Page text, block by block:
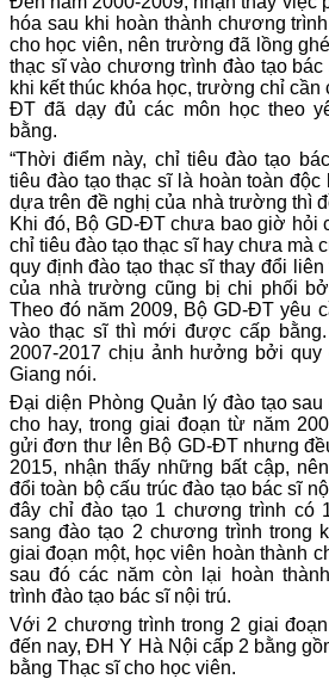
hóa sau khi hoàn thành chương
cho học viên, nên trường đã lồng
thạc sĩ vào chương trình đào tạo
khi kết thúc khóa học, trường chỉ
ĐT đã dạy đủ các môn học theo
bằng.
“Thời điểm này, chỉ tiêu đào tạo
tiêu đào tạo thạc sĩ là hoàn toàn
dựa trên đề nghị của nhà trường thì
Khi đó, Bộ GD-ĐT chưa bao giờ hỏi
chỉ tiêu đào tạo thạc sĩ hay chưa mà
quy định đào tạo thạc sĩ thay đổi
của nhà trường cũng bị chi phối
Theo đó năm 2009, Bộ GD-ĐT yêu
vào thạc sĩ thì mới được cấp
2007-2017 chịu ảnh hưởng bởi quy
Giang nói.
Đại diện Phòng Quản lý đào tạo
cho hay, trong giai đoạn từ năm
gửi đơn thư lên Bộ GD-ĐT nhưng
2015, nhận thấy những bất cập,
đổi toàn bộ cấu trúc đào tạo bác sĩ
đây chỉ đào tạo 1 chương trình có
sang đào tạo 2 chương trình trong
giai đoạn một, học viên hoàn thành
sau đó các năm còn lại hoàn
trình đào tạo bác sĩ nội trú.
Với 2 chương trình trong 2 giai
đến nay, ĐH Y Hà Nội cấp 2 bằng
bằng Thạc sĩ cho học viên.